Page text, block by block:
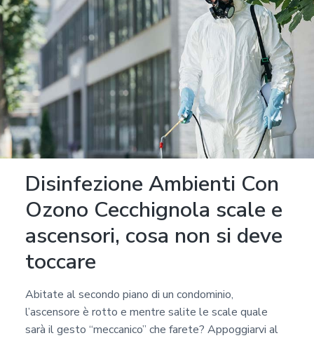
Disinfezione Ambienti Con
Ozono Cecchignola scale e
ascensori, cosa non si deve
toccare
Abitate al secondo piano di un condominio,
l’ascensore è rotto e mentre salite le scale quale
sarà il gesto “meccanico” che farete? Appoggiarvi al